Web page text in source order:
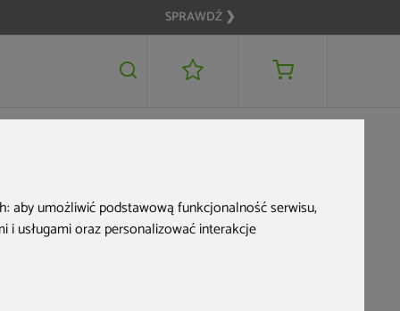
aby umożliwić podstawową funkcjonalność serwisu,
i usługami oraz personalizować interakcje
SPRAWDŹ ❯
299 zł DODAJ DO KOSZYKA
zielistka